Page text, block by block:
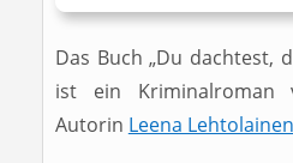
Das Buch „Du dachtest,
ist ein Kriminalroman
Autorin Leena Lehtolainen